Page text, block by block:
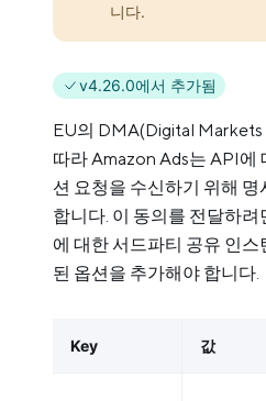
니다.
v4.26.0에서 추가됨
EU의 DMA(Digital
따라 Amazon Ads는 API에
션 요청을 수신하기 위해
합니다. 이 동의를 전달하려
에 대한 서드파티 공유 인
된 옵션을 추가해야 합니다.
Key 값